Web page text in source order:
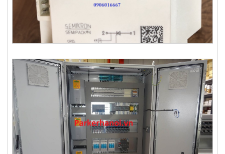
Thyristor SKET330/22E - Semikron